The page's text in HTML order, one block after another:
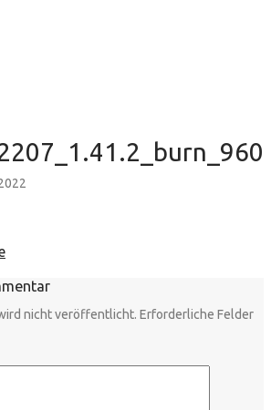
nicht veröffentlicht. Erforderliche Felder